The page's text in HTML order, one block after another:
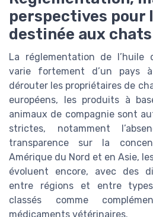
perspectives pour
destinée aux chats
La réglementation de l’huile
varie fortement d’un pays
dérouter les propriétaires de
européens, les produits à
animaux de compagnie sont
strictes, notamment
transparence sur la
Amérique du Nord et en Asie,
évoluent encore, avec des
entre régions et entre
classés comme
médicaments vétérinaires.